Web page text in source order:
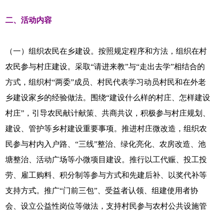
二、活动内容
（一）组织农民在乡建设。按照规定程序和方法，组织在村
农民参与村庄建设。采取“请进来教”与“走出去学”相结合的
方式，组织村“两委”成员、村民代表学习动员村民和在外老
乡建设家乡的经验做法。围绕“建设什么样的村庄、怎样建设
村庄”，引导农民献计献策、共商共议，积极参与村庄规划、
建设、管护等乡村建设重要事项。推进村庄微改造，组织农
民参与村内入户路、“三线”整治、绿化亮化、农房改造、池
塘整治、活动广场等小微项目建设。推行以工代赈、投工投
劳、雇工购料、积分制等参与方式和先建后补、以奖代补等
支持方式。推广“门前三包”、受益者认领、组建使用者协
会、设立公益性岗位等做法，支持村民参与农村公共设施管